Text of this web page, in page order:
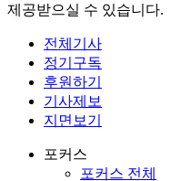
제공받으실 수 있습니다.
전체기사
정기구독
후원하기
기사제보
지면보기
포커스
포커스 전체